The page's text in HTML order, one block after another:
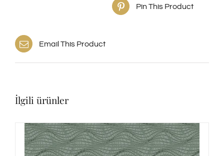
Pin This Product
Email This Product
İlgili ürünler